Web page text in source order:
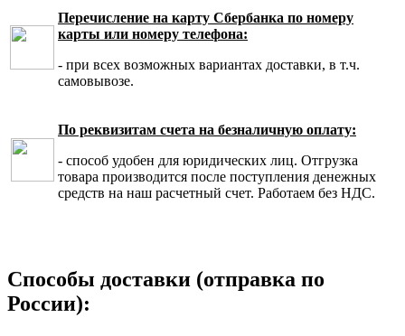
Перечисление на карту Сбербанка по номеру
карты или номеру телефона:
- при всех возможных вариантах доставки, в т.ч.
самовывозе.
По реквизитам счета на безналичную оплату:
- способ удобен для юридических лиц. Отгрузка
товара производится после поступления денежных
средств на наш расчетный счет. Работаем без НДС.
Способы доставки (отправка по
России):